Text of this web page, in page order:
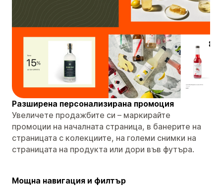
Разширена персонализирана промоция
Увеличете продажбите си – маркирайте
промоции на началната страница, в банерите на
страницата с колекциите, на големи снимки на
страницата на продукта или дори във футъра.
Мощна навигация и филтър